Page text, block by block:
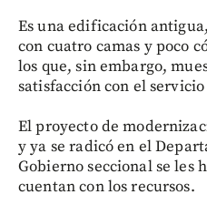
Es una edificación
con cuatro camas y poco
los que, sin embargo,
satisfacción con el
El proyecto de
y ya se radicó en el
Gobierno seccional se les
cuentan con los recursos.